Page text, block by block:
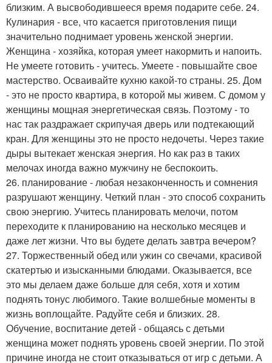
близким. А высвободившееся время подарите себе. 24.
Кулинария - все, что касается приготовления пищи
значительно поднимает уровень женской энергии.
Женщина - хозяйка, которая умеет накормить и напоить.
Не умеете готовить - учитесь. Умеете - повышайте свое
мастерство. Осваивайте кухню какой-то страны. 25. Дом
- это не просто квартира, в которой мы живем. С домом у
женщины мощная энергетическая связь. Поэтому - то
нас так раздражает скрипучая дверь или подтекающий
кран. Для женщины это не просто недочеты. Через такие
дыры вытекает женская энергия. Но как раз в таких
мелочах иногда важно мужчину не беспокоить.
26. планирование - любая незаконченность и сомнения
разрушают женщину. Четкий план - это способ сохранить
свою энергию. Учитесь планировать мелочи, потом
переходите к планированию на несколько месяцев и
даже лет жизни. Что вы будете делать завтра вечером?
27. Торжественный обед или ужин со свечами, красивой
скатертью и изысканными блюдами. Оказывается, все
это мы делаем даже больше для себя, хотя и хотим
поднять тонус любимого. Такие волшебные моменты в
жизнь воплощайте. Радуйте себя и близких. 28.
Обучение, воспитание детей - общаясь с детьми
женщина может поднять уровень своей энергии. По этой
причине иногда не стоит отказываться от игр с детьми. А